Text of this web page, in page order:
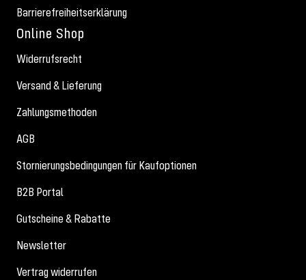
Barrierefreiheitserklärung
Online Shop
Widerrufsrecht
Versand & Lieferung
Zahlungsmethoden
AGB
Stornierungsbedingungen für Kaufoptionen
B2B Portal
Gutscheine & Rabatte
Newsletter
Vertrag widerrufen